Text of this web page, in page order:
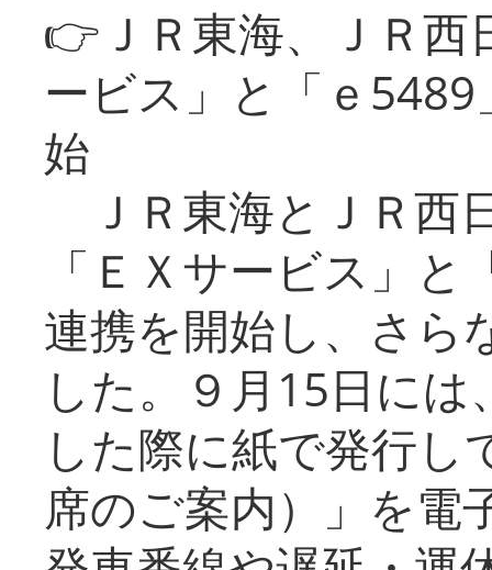
👉ＪＲ東海、ＪＲ
ービス」と「ｅ
始
ＪＲ東海とＪＲ西
「ＥＸサービス」
連携を開始し、さら
した。９月15日に
した際に紙で発行し
席のご案内）」を電